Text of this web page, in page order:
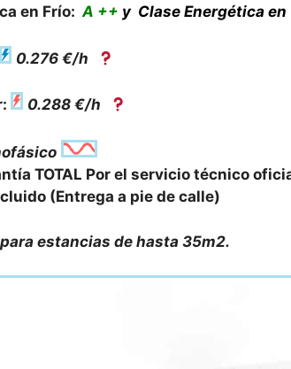
en Frío: A ++ y Clase Energética
0.276 €/h
0.288 €/h
TOTAL Por el servicio técnico
(Entrega a pie de calle)
estancias de hasta 35m2.